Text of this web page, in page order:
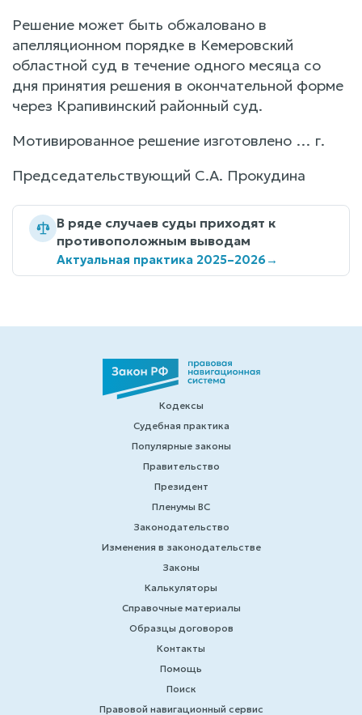
Решение может быть обжаловано в
апелляционном порядке в Кемеровский
областной суд в течение одного месяца со
дня принятия решения в окончательной форме
через Крапивинский районный суд.
Мотивированное решение изготовлено … г.
Председательствующий С.А. Прокудина
В ряде случаев суды приходят к
противоположным выводам
Актуальная практика 2025–2026→
Кодексы
Судебная практика
Популярные законы
Правительство
Президент
Пленумы ВС
Законодательство
Изменения в законодательстве
Законы
Калькуляторы
Справочные материалы
Образцы договоров
Контакты
Помощь
Поиск
Правовой навигационный сервис